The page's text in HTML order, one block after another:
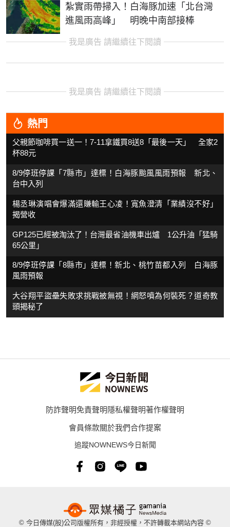
紮實雨帶掃入！白海豚加速「北台灣
進風雨高峰」 明晚中南部接棒
我是廣告 請繼續往下閱讀
我是廣告 請繼續往下閱讀
熱門
父親節咖啡買一送一！7-11拿鐵買8送8「最後一天」 全家2
杯88元
8/9停班停課「7縣市」達標！白海豚颱風風雨預報 新北、
台中入列
楊丞琳演唱會爆滿還賺輸王心凌！寬魚澄清「業績沒不好」
揭營收
GP125已經被淘汰了！台灣最省油機車出爐 1公升油「猛騎
65公里」
8/9停班停課「8縣市」達標！新北、桃竹苗都入列 白海豚
風雨預報
大谷翔平盜壘失敗求挑戰被無視！網怒噴為何裝死？道奇教
頭揭秘了
防詐聲明免責聲明隱私權聲明著作權聲明
會員條款關於我們合作提案
追蹤NOWNEWS今日新聞
© 今日傳媒(股)公司版權所有，非經授權，不許轉載本網站內容 ©